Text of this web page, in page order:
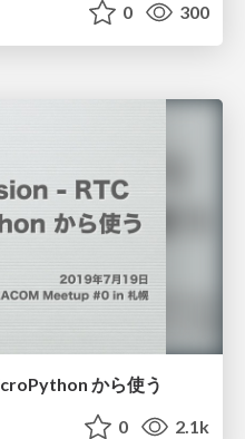
0 300
から使う
0 2.1k